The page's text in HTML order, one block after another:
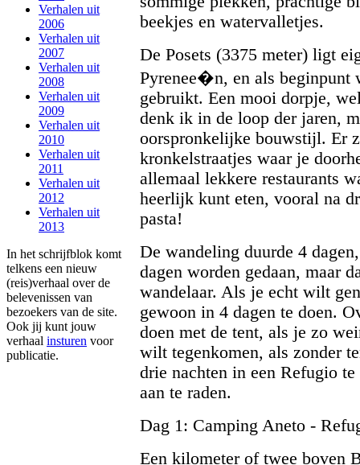
Verhalen uit
2006
Verhalen uit
2007
Verhalen uit
2008
Verhalen uit
2009
Verhalen uit
2010
Verhalen uit
2011
Verhalen uit
2012
Verhalen uit
2013
In het schrijfblok komt
telkens een nieuw
(reis)verhaal over de
belevenissen van
bezoekers van de site.
Ook jij kunt jouw
verhaal insturen voor
publicatie.
beekjes en watervalletjes.
De Posets (3375 meter) ligt
Pyrenee�n, en als beginpunt
gebruikt. Een mooi dorpje,
denk ik in de loop der jaren,
oorspronkelijke bouwstijl. Er
kronkelstraatjes waar je
allemaal lekkere restaurants
heerlijk kunt eten, vooral na
pasta!
De wandeling duurde 4
dagen worden gedaan, maar
wandelaar. Als je echt wilt
gewoon in 4 dagen te doen.
doen met de tent, als je zo
wilt tegenkomen, als zonder
drie nachten in een Refugio
aan te raden.
Dag 1: Camping Aneto -
Een kilometer of twee boven